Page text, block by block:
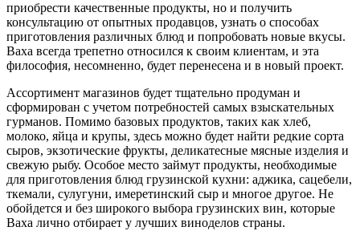
приобрести качественные продукты, но и получить
консультацию от опытных продавцов, узнать о способах
приготовления различных блюд и попробовать новые вкусы.
Ваха всегда трепетно относился к своим клиентам, и эта
философия, несомненно, будет перенесена и в новый проект.
Ассортимент магазинов будет тщательно продуман и
сформирован с учетом потребностей самых взыскательных
гурманов. Помимо базовых продуктов, таких как хлеб,
молоко, яйца и крупы, здесь можно будет найти редкие сорта
сыров, экзотические фрукты, деликатесные мясные изделия и
свежую рыбу. Особое место займут продукты, необходимые
для приготовления блюд грузинской кухни: аджика, сацебели,
ткемали, сулугуни, имеретинский сыр и многое другое. Не
обойдется и без широкого выбора грузинских вин, которые
Ваха лично отбирает у лучших виноделов страны.